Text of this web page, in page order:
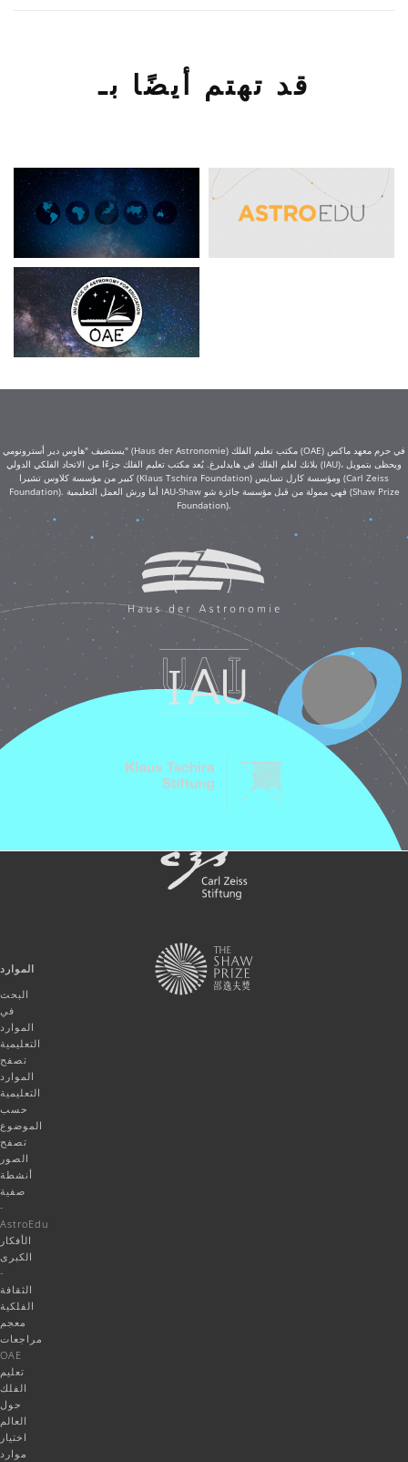
قد تهتم أيضًا بـ
يستضيف "هاوس دير أسترونومي" (Haus der Astronomie) مكتب تعليم الفلك (OAE) في حرم معهد ماكس
بلانك لعلم الفلك في هايدلبرغ. يُعد مكتب تعليم الفلك جزءًا من الاتحاد الفلكي الدولي (IAU)، ويحظى بتمويل
كبير من مؤسسة كلاوس تشيرا (Klaus Tschira Foundation) ومؤسسة كارل تسايس (Carl Zeiss
Foundation). أما ورش العمل التعليمية IAU-Shaw فهي ممولة من قبل مؤسسة جائزة شو (Shaw Prize
Foundation).
الموارد
البحث
في
الموارد
التعليمية
تصفح
الموارد
التعليمية
حسب
الموضوع
تصفح
الصور
أنشطة
صفية
-
AstroEdu
الأفكار
الكبرى
-
الثقافة
الفلكية
معجم
مراجعات
OAE
تعليم
الفلك
حول
العالم
اختيار
موارد